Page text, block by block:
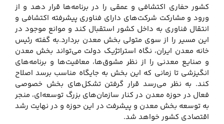
کشور حفاری اکتشافی و عمقی را در برنامه‌ها قرار دهد و از
ورود و مشارکت شرکت‌های دارای فناوری پیشرفته اکتشافی و
انتقال فناوری به داخل کشور استقبال کند و موانع موجود در
این مسیر را از سوی متولی بخش معدن بردارد.به گفته رئیس
خانه معدن ایران، نگاه استراتژیک دولت می‌تواند بخش معدن
و صنایع معدنی را از نظر مشوق‌ها، معافیت‌ها و برنامه‌های
انگیزشی تا زمانی که این بخش به جایگاه مناسب برسد اصلاح
کند. به نظر می‌رسد قرار گرفتن تشکل‌های بخش خصوصی
فعال در حوزه معدن در کنار سازمان‌های بزرگ توسعه‌ای، منجر
به توسعه بخش معدن و پیشرفت در این حوزه و در نهایت رشد
اقتصادی کشور خواهد شد.